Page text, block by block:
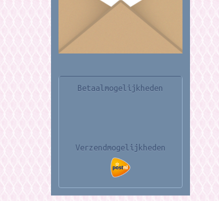
Betaalmogelijkheden
Verzendmogelijkheden